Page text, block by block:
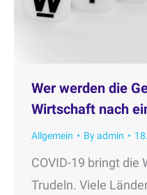
Wer werden die
Wirtschaft nach
Allgemein Byadmin
COVID-19 bringt
Trudeln. Viele